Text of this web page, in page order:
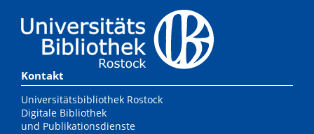
Kontakt
Universitätsbibliothek Rostock
Digitale Bibliothek
und Publikationsdienste